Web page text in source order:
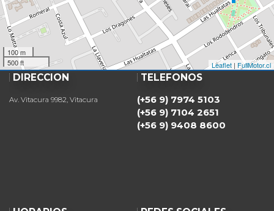
100 m
500 ft
Leaflet | FullMotor.cl
DIRECCIÓN
Av. Vitacura 9982, Vitacura
TELÉFONOS
(+56 9) 7974 5103
(+56 9) 7104 2651
(+56 9) 9408 8600